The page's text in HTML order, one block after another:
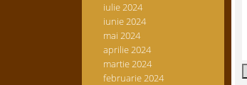
iulie 2024
iunie 2024
mai 2024
aprilie 2024
martie 2024
februarie 2024